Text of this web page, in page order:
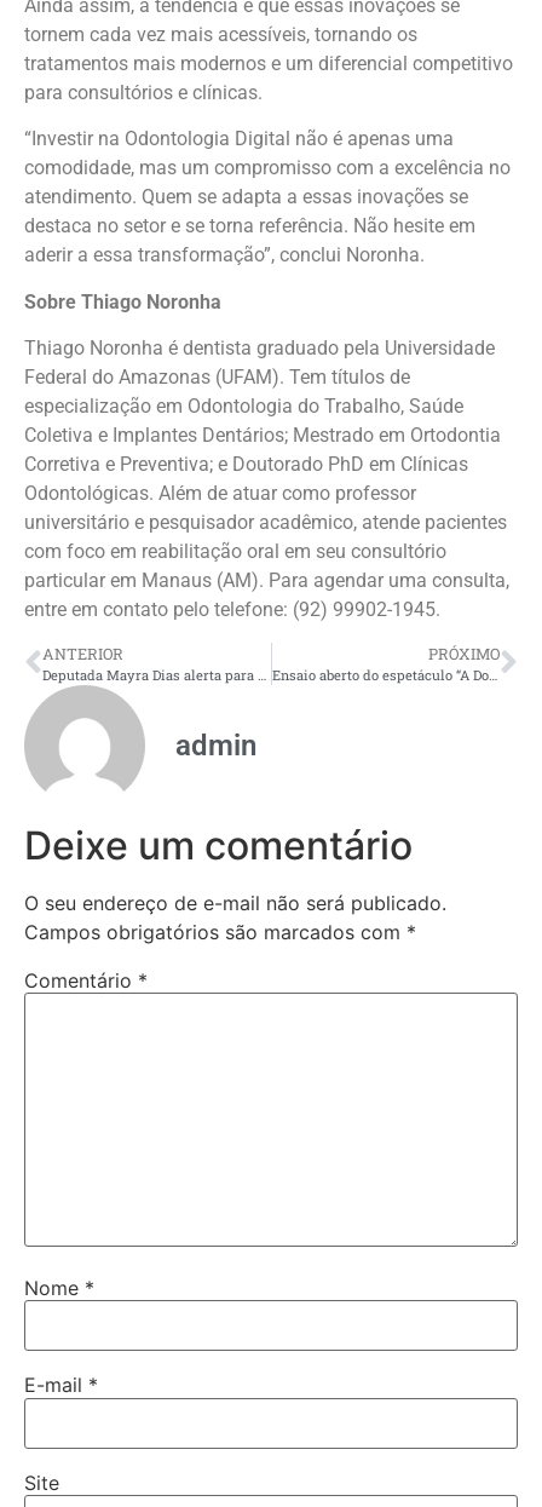
Ainda assim, a tendência é que essas inovações se
tornem cada vez mais acessíveis, tornando os
tratamentos mais modernos e um diferencial competitivo
para consultórios e clínicas.
“Investir na Odontologia Digital não é apenas uma
comodidade, mas um compromisso com a excelência no
atendimento. Quem se adapta a essas inovações se
destaca no setor e se torna referência. Não hesite em
aderir a essa transformação”, conclui Noronha.
Sobre Thiago Noronha
Thiago Noronha é dentista graduado pela Universidade
Federal do Amazonas (UFAM). Tem títulos de
especialização em Odontologia do Trabalho, Saúde
Coletiva e Implantes Dentários; Mestrado em Ortodontia
Corretiva e Preventiva; e Doutorado PhD em Clínicas
Odontológicas. Além de atuar como professor
universitário e pesquisador acadêmico, atende pacientes
com foco em reabilitação oral em seu consultório
particular em Manaus (AM). Para agendar uma consulta,
entre em contato pelo telefone: (92) 99902-1945.
ANTERIOR PRÓXIMO
Ensaio aberto do espetáculo “A Doente Hereditária” acontece em Manaus com entrada gratuita
admin
Deixe um comentário
O seu endereço de e-mail não será publicado.
Campos obrigatórios são marcados com *
Comentário *
Nome *
E-mail *
Site